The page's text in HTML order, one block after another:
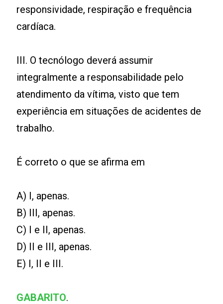
responsividade, respiração e frequência
cardíaca.
III. O tecnólogo deverá assumir
integralmente a responsabilidade pelo
atendimento da vítima, visto que tem
experiência em situações de acidentes de
trabalho.
É correto o que se afirma em
A) I, apenas.
B) III, apenas.
C) I e II, apenas.
D) II e III, apenas.
E) I, II e III.
GABARITO.